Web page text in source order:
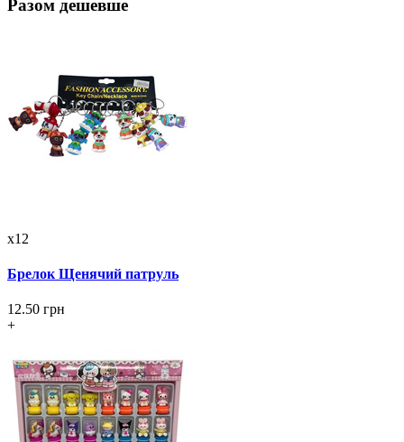
Разом дешевше
x12
Брелок Щенячий патруль
12.50 грн
+